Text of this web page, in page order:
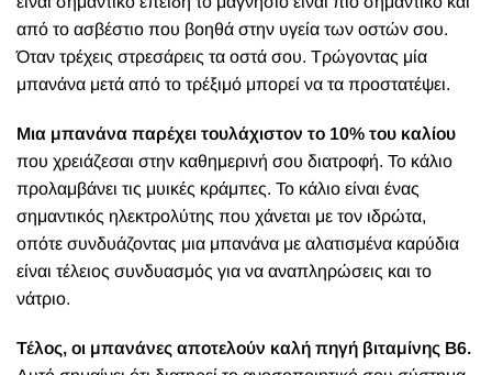
από το ασβέστιο που βοηθά στην υγεία των οστών σου.
Όταν τρέχεις στρεσάρεις τα οστά σου. Τρώγοντας μία
μπανάνα μετά από το τρέξιμό μπορεί να τα προστατέψει.
Μια μπανάνα παρέχει τουλάχιστον το 10% του καλίου
που χρειάζεσαι στην καθημερινή σου διατροφή. Το κάλιο
προλαμβάνει τις μυικές κράμπες. Το κάλιο είναι ένας
σημαντικός ηλεκτρολύτης που χάνεται με τον ιδρώτα,
οπότε συνδυάζοντας μια μπανάνα με αλατισμένα καρύδια
είναι τέλειος συνδυασμός για να αναπληρώσεις και το
νάτριο.
Τέλος, οι μπανάνες αποτελούν καλή πηγή βιταμίνης Β6.